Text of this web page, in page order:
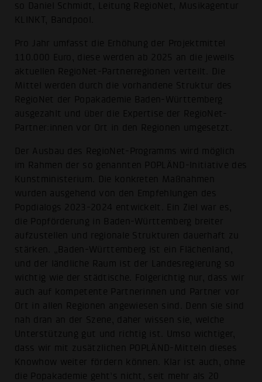
so Daniel Schmidt, Leitung RegioNet, Musikagentur
KLINKT, Bandpool.
Pro Jahr umfasst die Erhöhung der Projektmittel
110.000 Euro, diese werden ab 2025 an die jeweils
aktuellen RegioNet-Partnerregionen verteilt. Die
Mittel werden durch die vorhandene Struktur des
RegioNet der Popakademie Baden-Württemberg
ausgezahlt und über die Expertise der RegioNet-
Partner:innen vor Ort in den Regionen umgesetzt.
Der Ausbau des RegioNet-Programms wird möglich
im Rahmen der so genannten POPLÄND-Initiative des
Kunstministerium. Die konkreten Maßnahmen
wurden ausgehend von den Empfehlungen des
Popdialogs 2023-2024 entwickelt. Ein Ziel war es,
die Popförderung in Baden-Württemberg breiter
aufzustellen und regionale Strukturen dauerhaft zu
stärken. „Baden-Württemberg ist ein Flächenland,
und der ländliche Raum ist der Landesregierung so
wichtig wie der städtische. Folgerichtig nur, dass wir
auch auf kompetente Partnerinnen und Partner vor
Ort in allen Regionen angewiesen sind. Denn sie sind
nah dran an der Szene, daher wissen sie, welche
Unterstützung gut und richtig ist. Umso wichtiger,
dass wir mit zusätzlichen POPLÄND-Mitteln dieses
Knowhow weiter fördern können. Klar ist auch, ohne
die Popakademie geht’s nicht, seit mehr als 20